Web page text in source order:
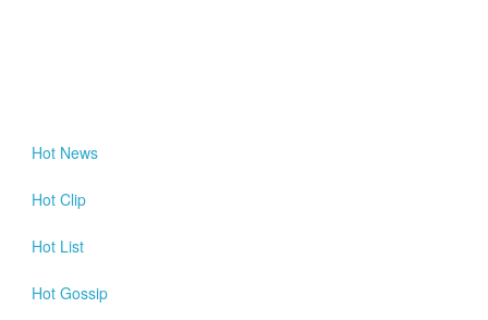
Hot News
Hot Clip
Hot List
Hot Gossip